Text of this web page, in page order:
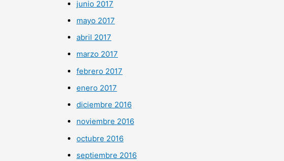
junio 2017
mayo 2017
abril 2017
marzo 2017
febrero 2017
enero 2017
diciembre 2016
noviembre 2016
octubre 2016
septiembre 2016